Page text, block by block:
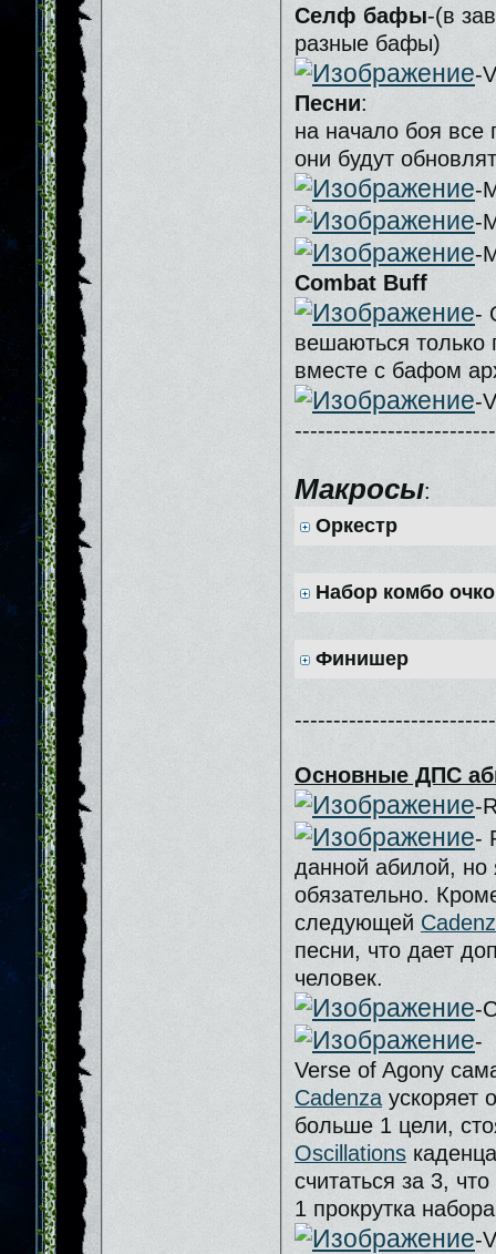
Селф бафы-(в
разные бафы)
-
Песни:
на начало боя
они будут
-
-
-
Combat Buff
-
вешаються
вместе с бафом
-
Макросы:
Оркестр
Набор комбо
Финишер
Основные ДПС
-
-
данной абилой, но
обязательно.
следующей
песни, что дает
человек.
-
-
Verse of Agony
Cadenza ускоряет
больше 1 цели,
Oscillations
считаться за 3,
1 прокрутка
-